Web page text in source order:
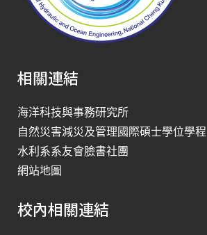
相關連結
海洋科技與事務研究所
自然災害減災及管理國際碩士學位學程
水利系系友會臉書社團
網站地圖
校內相關連結